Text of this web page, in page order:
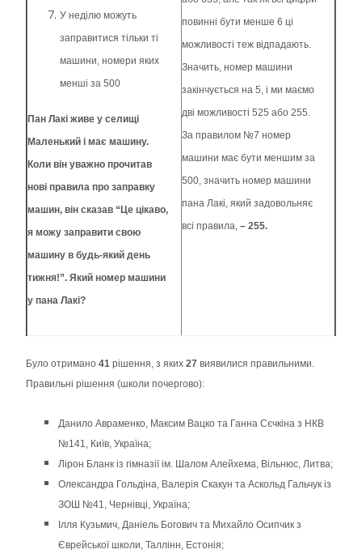
У неділю можуть
заправитися тільки ті
машини, номери яких
менші за 500
Пан Лакі живе у селищі
Маленький і має машину.
Коли він уважно прочитав
нові правила про заправку
машин, він сказав “Це цікаво,
я можу заправити свою
машину в будь-який день
тижня!”. Який номер машини
у пана Лакі?
повинні бути менше 6 ці
можливості теж відпадають.
Значить, номер машини
закінчується на 5, і ми маємо
дві можливості 525 або 255.
За правилом №7 номер
машини має бути меншим за
500, значить номер машини
пана Лакі, який задовольняє
всі правила, – 255.
Було отримано 41 рішення, з яких 27 виявилися правильними.
Правильні рішення (школи почергово):
Данило Авраменко, Максим Вацко та Ганна Сєчкіна з НКВ
№141, Київ, Україна;
Лірон Бланк із гімназії ім. Шалом Алейхема, Вільнюс, Литва;
Олександра Гольдіна, Валерія Скакун та Аскольд Гальчук із
ЗОШ №41, Чернівці, Україна;
Ілля Кузьмич, Даніель Богович та Михайло Осипчик з
Єврейської школи, Таллінн, Естонія;